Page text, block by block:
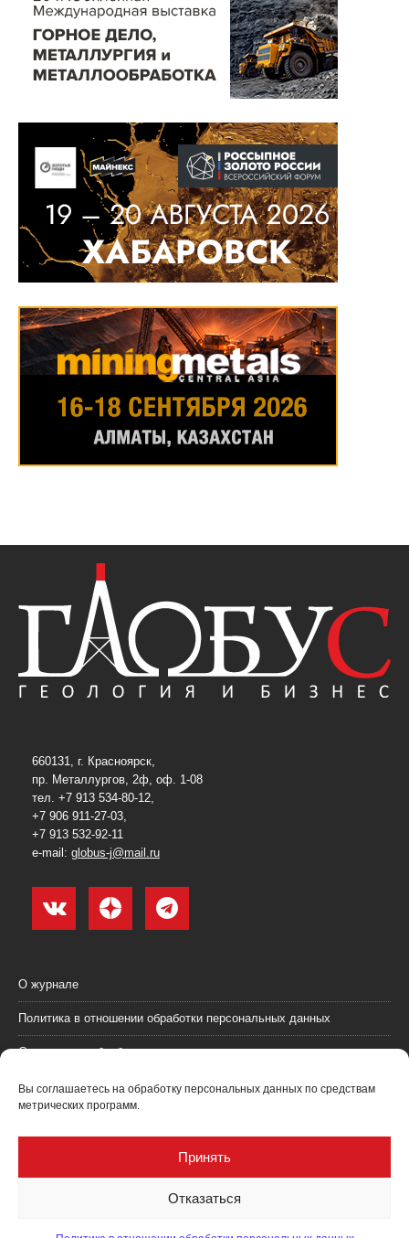
Вы соглашаетесь на обработку персональных данных по средствам
метрических программ.
Принять
Отказаться
660131, г. Красноярск,
пр. Металлургов, 2ф, оф. 1-08
тел. +7 913 534-80-12,
+7 906 911-27-03,
+7 913 532-92-11
e-mail: globus-j@mail.ru
О журнале
Политика в отношении обработки персональных данных
Согласие на обработку персональных данных
Пользовательское соглашение (оферта)